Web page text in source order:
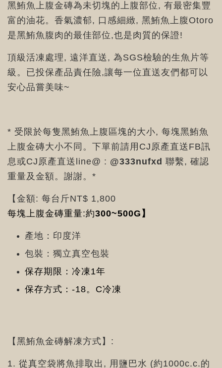
黑鮪魚上腹金磚為未切塊的上腹部位, 有最密集豐
富的油花。香氣濃郁, 口感細緻, 黑鮪魚上腹Otoro
是黑鮪魚腹肉的最佳部位,也是肉質的保證!
頂級活凍處理, 遠洋直送, 為SGS檢驗的生魚片等
級。已投保產品責任險,讓每一位直送友們都可以
安心品嘗美味~
* 受限於每隻黑鮪魚上腹區塊的大小, 每塊黑鮪魚
上腹金磚大小不同。下單前請用CJ原產直送FB訊
息或CJ原產直送line@ : @333nufxd 聯繫, 確認
重量及金額。謝謝。*
【金額: 每台斤NT$ 1,800
每塊上腹金磚重量:約300~500G】
產地：印度洋
包裝：獨立真空包裝
保存期限：冷凍1年
保存方式：-18。C冷凍
【黑鮪魚金磚解凍方式】:
1. 從真空袋將魚排取出, 用鹽巴水 (約1000c.c.的